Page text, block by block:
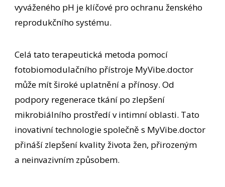
vyváženého pH je klíčové pro ochranu ženského
reprodukčního systému.
Celá tato terapeutická metoda pomocí
fotobiomodulačního přístroje MyVibe.doctor
může mít široké uplatnění a přínosy. Od
podpory regenerace tkání po zlepšení
mikrobiálního prostředí v intimní oblasti. Tato
inovativní technologie společně s MyVibe.doctor
přináší zlepšení kvality života žen, přirozeným
a neinvazivním způsobem.